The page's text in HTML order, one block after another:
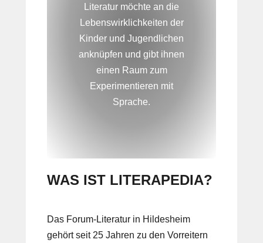
Literatur möchte an die
Lebenswirklichkeiten der
Kinder und Jugendlichen
anknüpfen und gibt ihnen
einen Raum zum
Experimentieren mit
Sprache.
WAS IST LITERAPEDIA?
Das Forum-Literatur in Hildesheim
gehört seit 25 Jahren zu den Vorreitern